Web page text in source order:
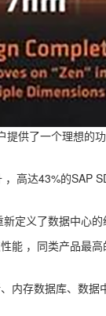
供了一个理想的
高达43%的SAP
定义了数据中心的
能 ，同类产品最
内存数据库、数